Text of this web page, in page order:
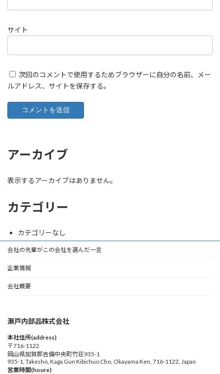
サイト
次回のコメントで使用するためブラウザーに自分の名前、メー
ルアドレス、サイトを保存する。
アーカイブ
表示するアーカイブはありません。
カテゴリー
カテゴリーなし
会社の先輩がこの会社を選んだ一言
企業情報
会社概要
瀬戸内部品株式会社
本社住所(address)
〒716-1122
岡山県加賀郡吉備中央町竹荘935-1
935-1, Takesho, Kaga Gun Kibichuo Cho, Okayama Ken, 716-1122, Japan
営業時間(houre)